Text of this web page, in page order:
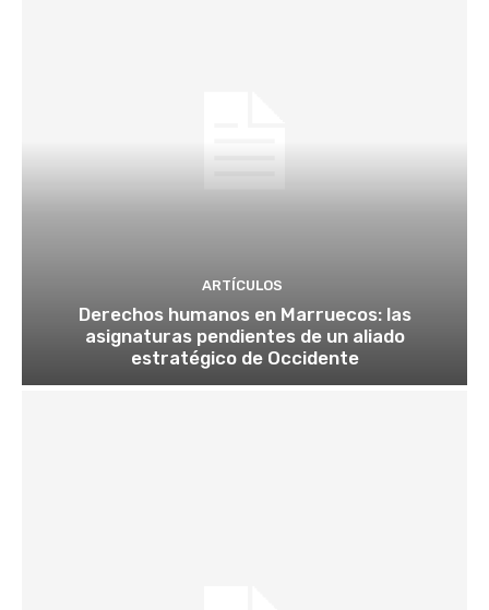
ARTÍCULOS
Derechos humanos en Marruecos: las
asignaturas pendientes de un aliado
estratégico de Occidente